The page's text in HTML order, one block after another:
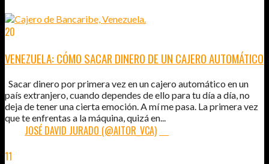
20
VENEZUELA: CÓMO SACAR DINERO DE UN CAJERO AUTOMÁTICO
Sacar dinero por primera vez en un cajero automático en un
país extranjero, cuando dependes de ello para tu día a día, no
deja de tener una cierta emoción. A mí me pasa. La primera vez
que te enfrentas a la máquina, quizá en...
JOSÉ DAVID JURADO (@AITOR_VCA)
11